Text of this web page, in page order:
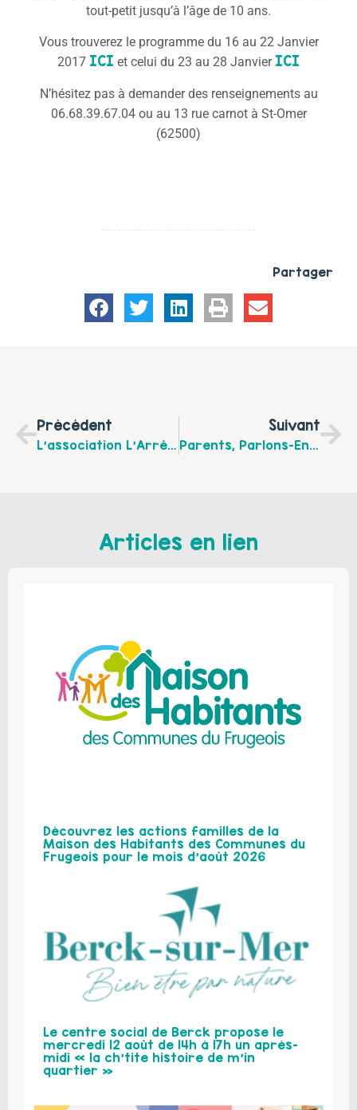
tout-petit jusqu’à l’âge de 10 ans.
Vous trouverez le programme du 16 au 22 Janvier
2017 ICI et celui du 23 au 28 Janvier ICI
N’hésitez pas à demander des renseignements au
06.68.39.67.04 ou au 13 rue carnot à St-Omer
(62500)
Partager
Précédent
L’association L’Arrêt-Création Vous Propose Le Programme De Ses Activités De Janvier À Mars 2017 Sur Fléchin
Suivant
Parents, Parlons-En ! Mardi 7 Février À La Maison De Quartier St-Exupéry De St-Omer
Articles en lien
Découvrez les actions familles de la
Maison des Habitants des Communes du
Frugeois pour le mois d’août 2026
Le centre social de Berck propose le
mercredi 12 août de 14h à 17h un après-
midi « la ch’tite histoire de m’in
quartier »